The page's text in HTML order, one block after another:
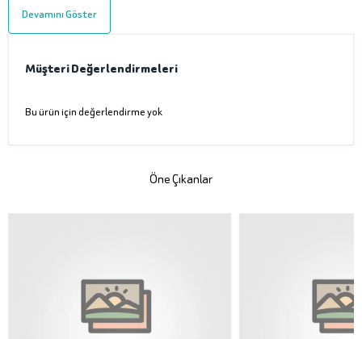
Devamını Göster
Müşteri Değerlendirmeleri
Bu ürün için değerlendirme yok
Öne Çıkanlar